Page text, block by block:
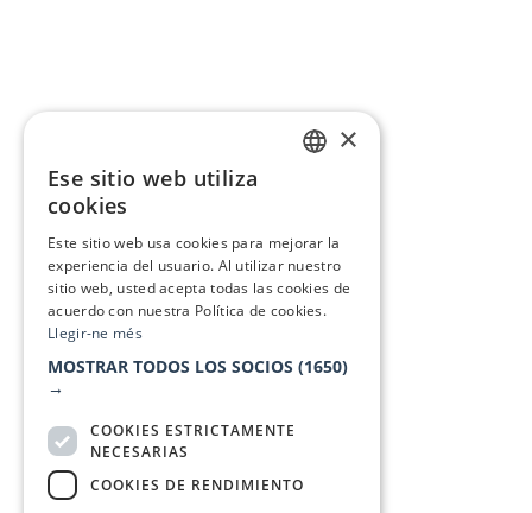
×
Ese sitio web utiliza
cookies
Este sitio web usa cookies para mejorar la
experiencia del usuario. Al utilizar nuestro
sitio web, usted acepta todas las cookies de
acuerdo con nuestra Política de cookies.
Llegir-ne més
MOSTRAR TODOS LOS SOCIOS (1650)
→
COOKIES ESTRICTAMENTE
NECESARIAS
COOKIES DE RENDIMIENTO